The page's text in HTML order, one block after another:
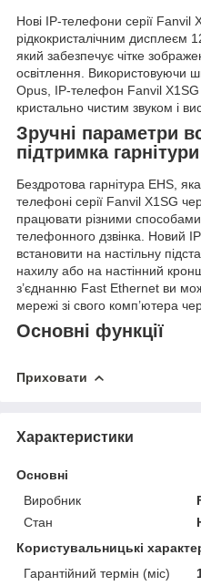
Нові IP-телефони серії Fanvil
рідкокристалічним дисплеєм
який забезпечує чітке
освітлення. Використовуючи
Opus, IP-телефон Fanvil
кристально чистим звуком і
Зручні параметри
підтримка
Бездротова гарнітура EHS,
телефоні серії Fanvil X1SG
працювати різними
телефонного дзвінка. Новий
встановити на настільну
нахилу або на настінний
з’єднанню Fast Ethernet ви
мережі зі свого комп’ютера
Основні функції
Приховати
Характеристики
Основні
Виробник
Стан
Користувальницькі
Гарантійний термін (міс)